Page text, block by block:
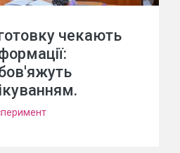
чекають